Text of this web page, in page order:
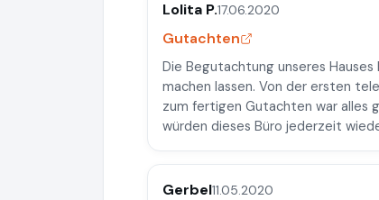
Lolita P.17.06.2020
Gutachten
Die Begutachtung unseres
machen lassen. Von der ersten
zum fertigen Gutachten war alles
würden dieses Büro jederzeit
Gerbel11.05.2020